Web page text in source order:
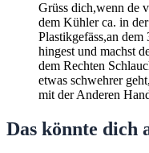
Grüss dich,wenn de
dem Kühler ca. in
Plastikgefäss,an
hingest und machst
dem Rechten
etwas schwehrer
mit der Anderen
Das könnte dich